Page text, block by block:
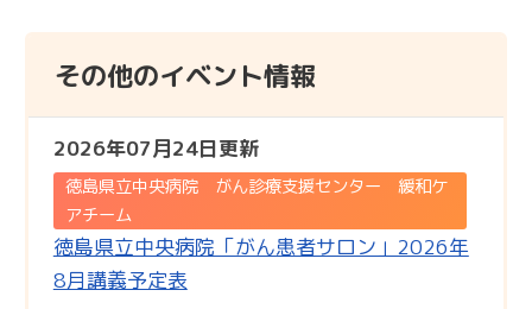
その他のイベント情報
2026年07月24日更新
徳島県立中央病院 がん診療支援センター 緩和ケ
アチーム
徳島県立中央病院「がん患者サロン」2026年
8月講義予定表